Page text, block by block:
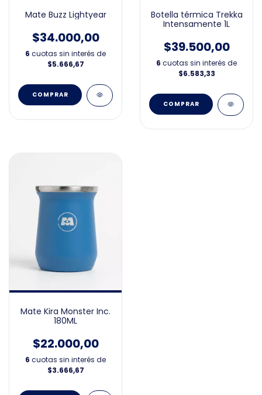
Mate Buzz Lightyear
$34.000,00
6 cuotas sin interés de
$5.666,67
Botella térmica Trekka
Intensamente 1L
$39.500,00
6 cuotas sin interés de
$6.583,33
Mate Kira Monster Inc.
180ML
$22.000,00
6 cuotas sin interés de
$3.666,67